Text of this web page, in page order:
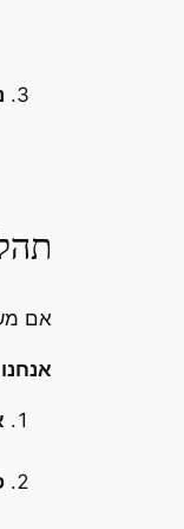
אם משכת את